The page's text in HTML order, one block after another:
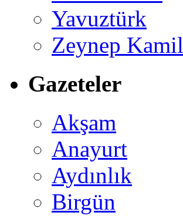
Yavuztürk
Zeynep Kamil
Gazeteler
Akşam
Anayurt
Aydınlık
Birgün